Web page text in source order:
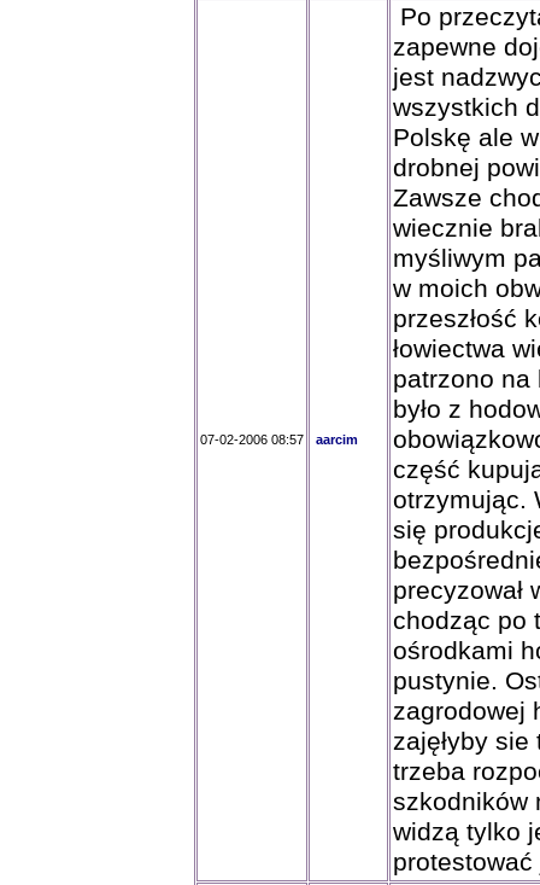
07-02-2006 08:57 aarcim
Po
zapewne
jest
wszystkich
Polskę ale
drobnej
Zawsze
wiecznie
myśliwym
w moich
przeszłość
łowiectwa
patrzono na
było z
część
otrzymując.
się
precyzował
chodząc po
ośrodkami
pustynie.
zagrodowej
zajęłyby
trzeba
szkodników
widzą tylko
protestować